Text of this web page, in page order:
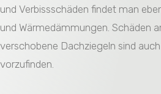
und Verbissschäden findet man
und Wärmedämmungen. Schäden
verschobene Dachziegeln sind
vorzufinden.